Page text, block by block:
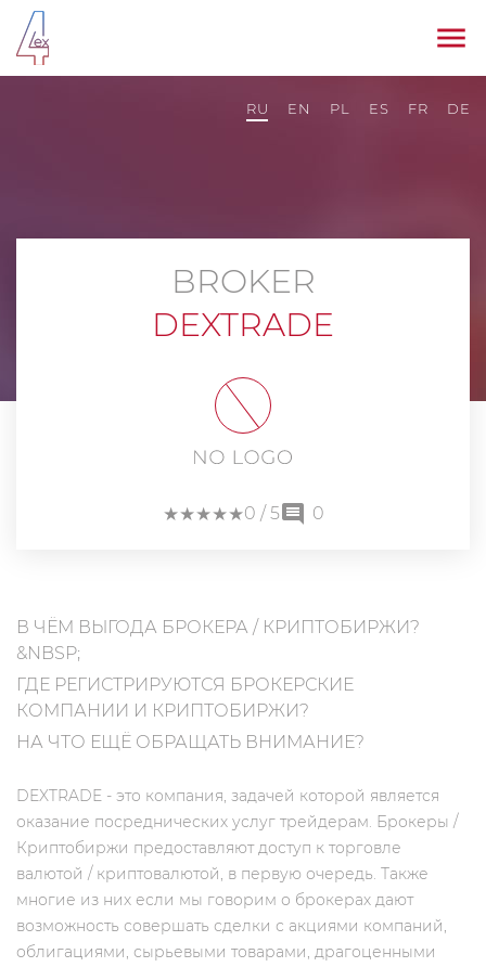
RU EN PL ES FR DE
BROKER
DEXTRADE
★★
★★
★★
★★
★★
0 / 5 0
В ЧЁМ ВЫГОДА БРОКЕРА / КРИПТОБИРЖИ?
&NBSP;
ГДЕ РЕГИСТРИРУЮТСЯ БРОКЕРСКИЕ
КОМПАНИИ И КРИПТОБИРЖИ?
НА ЧТО ЕЩЁ ОБРАЩАТЬ ВНИМАНИЕ?
DEXTRADE - это компания, задачей которой является
оказание посреднических услуг трейдерам. Брокеры /
Криптобиржи предоставляют доступ к торговле
валютой / криптовалютой, в первую очередь. Также
многие из них если мы говорим о брокерах дают
возможность совершать сделки с акциями компаний,
облигациями, сырьевыми товарами, драгоценными